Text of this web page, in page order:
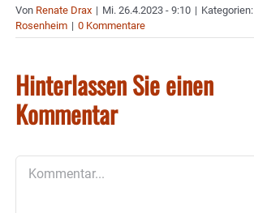
Von Renate Drax | Mi. 26.4.2023 - 9:10 | Kategorien:
Rosenheim | 0 Kommentare
Hinterlassen Sie einen
Kommentar